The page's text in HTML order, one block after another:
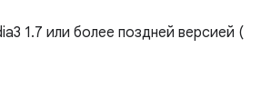
1.7 или более поздней версией (